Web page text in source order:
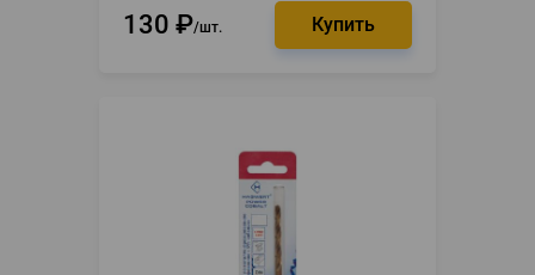
130 ₽ шт.